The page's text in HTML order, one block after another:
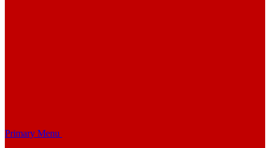
Primary Menu